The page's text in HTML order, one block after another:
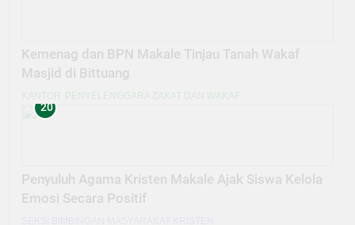
Kemenag dan BPN Makale Tinjau Tanah Wakaf
Masjid di Bittuang
KANTOR PENYELENGGARA ZAKAT DAN WAKAF
20
Penyuluh Agama Kristen Makale Ajak Siswa Kelola
Emosi Secara Positif